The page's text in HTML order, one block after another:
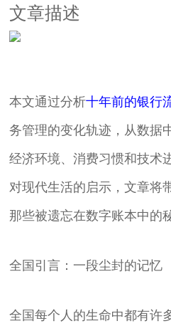
文章描述
本文通过分析十年前的银行
务管理的变化轨迹，从数据
经济环境、消费习惯和技术
对现代生活的启示，文章将
那些被遗忘在数字账本中的
全国引言：一段尘封的记忆
全国每个人的生命中都有许